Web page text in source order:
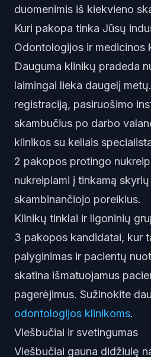
duomenimis iš kiekvieno
Kuri pakopa tinka Jūsų
Odontologijos ir medicinos
Dauguma klinikų pradeda
laimingai lieka daugelį
registraciją, pasiruošimo
skambučius po darbo
klinikos su keliais
2 pakopos protingo
nukreipiami į tinkamą
skambinančiojo poreikius.
Klinikų tinklai ir ligoninių
3 pakopos kandidatai, kur
palyginimas ir pacientų
skatina išmatuojamus
pagerėjimus. Sužinokite
odontologijos klinikoms.
Viešbučiai ir svetingumas
Viešbučiai gauna didžiulę